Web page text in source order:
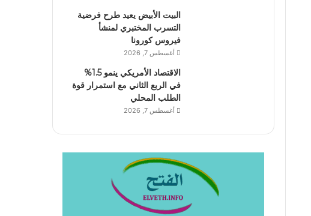
البيت الأبيض يعيد طرح فرضية
التسرب المختبري لمنشأ
فيروس كورونا
أغسطس 7, 2026
الاقتصاد الأمريكي ينمو 1.5%
في الربع الثاني مع استمرار قوة
الطلب المحلي
أغسطس 7, 2026